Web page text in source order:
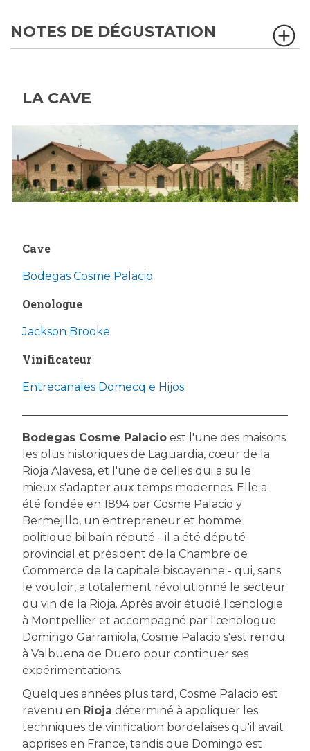
NOTES DE DÉGUSTATION
LA CAVE
Cave
Bodegas Cosme Palacio
Oenologue
Jackson Brooke
Vinificateur
Entrecanales Domecq e Hijos
Bodegas Cosme Palacio est l'une des maisons
les plus historiques de Laguardia, cœur de la
Rioja Alavesa, et l'une de celles qui a su le
mieux s'adapter aux temps modernes. Elle a
été fondée en 1894 par Cosme Palacio y
Bermejillo, un entrepreneur et homme
politique bilbaín réputé - il a été député
provincial et président de la Chambre de
Commerce de la capitale biscayenne - qui, sans
le vouloir, a totalement révolutionné le secteur
du vin de la Rioja. Après avoir étudié l'œnologie
à Montpellier et accompagné par l'œnologue
Domingo Garramiola, Cosme Palacio s'est rendu
à Valbuena de Duero pour continuer ses
expérimentations.
Quelques années plus tard, Cosme Palacio est
revenu en Rioja déterminé à appliquer les
techniques de vinification bordelaises qu'il avait
apprises en France, tandis que Domingo est